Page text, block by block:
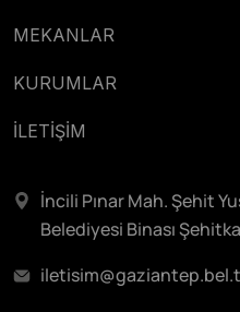
MEKANLAR
KURUMLAR
İLETİŞİM
İncili Pınar Mah. Şehit
Belediyesi Binası